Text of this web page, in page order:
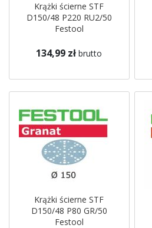
Krążki ścierne STF
D150/48 P220 RU2/50
Festool
134,99 zł brutto
Krążki ścierne STF
D150/48 P80 GR/50
Festool